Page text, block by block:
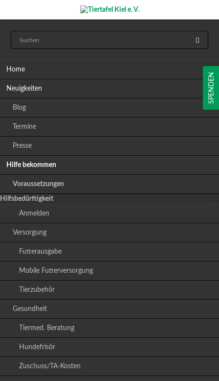
Home
Neuigkeiten
Blog
Termine
Presse
Hilfe bekommen
Voraussetzungen
Hilfsbedürftigkeit
Anmelden
Versorgung
Futterausgabe
Mobile Futterversorgung
Tierzubehör
Gesundheit
Tiermed. Beratung
Hundefrisör
Zuschuss/TA-Kosten
SPENDEN